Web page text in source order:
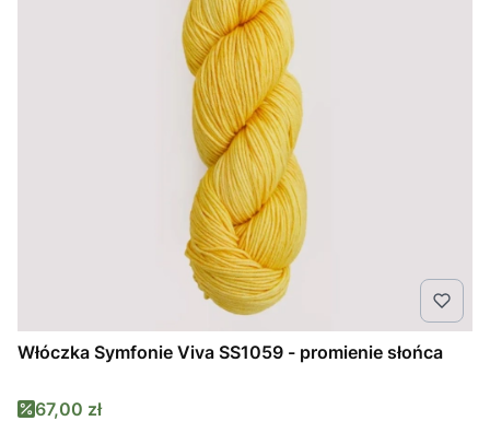
Włóczka Symfonie Viva SS1059 - promienie słońca
Cena promocyjna
67,00 zł